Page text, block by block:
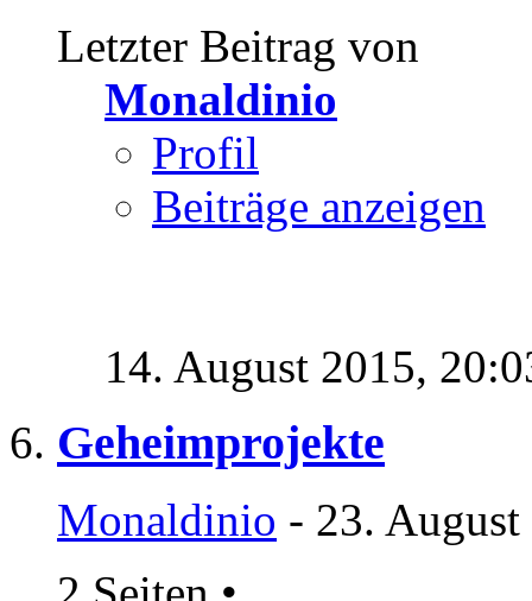
Letzter Beitrag von
Monaldinio
Profil
Beiträge anzeigen
14. August 2015,
Geheimprojekte
Monaldinio - 23.